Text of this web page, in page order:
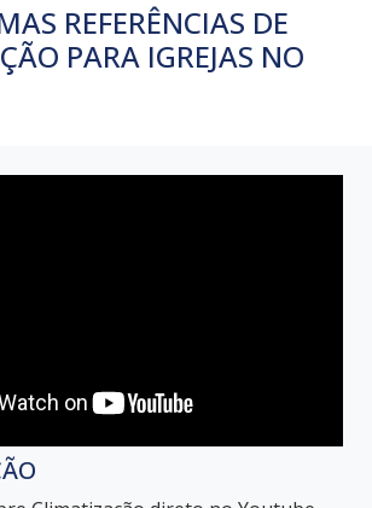
REFERÊNCIAS DE
PARA IGREJAS NO